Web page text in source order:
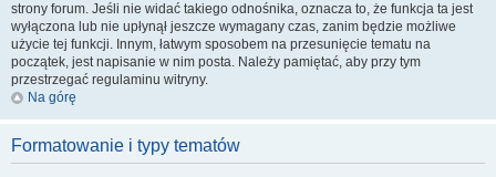
strony forum. Jeśli nie widać takiego odnośnika, oznacza to, że funkcja ta jest
wyłączona lub nie upłynął jeszcze wymagany czas, zanim będzie możliwe
użycie tej funkcji. Innym, łatwym sposobem na przesunięcie tematu na
początek, jest napisanie w nim posta. Należy pamiętać, aby przy tym
przestrzegać regulaminu witryny.
Na górę
Formatowanie i typy tematów